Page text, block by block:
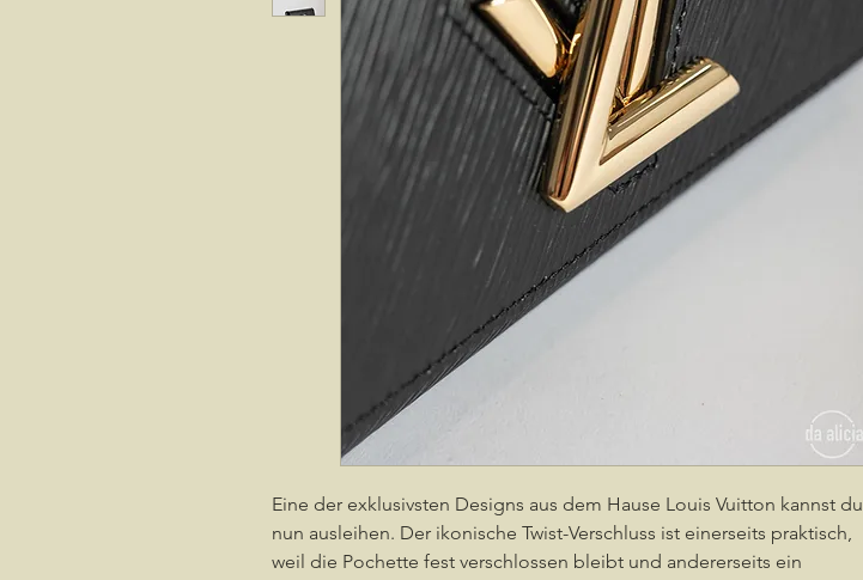
Eine der exklusivsten Designs aus dem Hause Louis Vuitton kannst du
nun ausleihen. Der ikonische Twist-Verschluss ist einerseits praktisch,
weil die Pochette fest verschlossen bleibt und andererseits ein